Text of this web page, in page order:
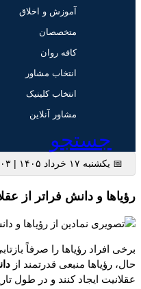
آموزش و اخلاق
متخصصان
کافه روان
انتخاب مشاور
انتخاب کلینیک
مشاور آنلاین
جستجو
📅 یکشنبه ۱۷ خرداد ۱۴۰۵ | ۲۲:۰۳
رؤیاها و دانش فراتر از
برخی افراد رؤیاها را صرفاً
حال، رؤیاها منبعی قدرتمند از
عقلانیت ایجاد کنند و در طول